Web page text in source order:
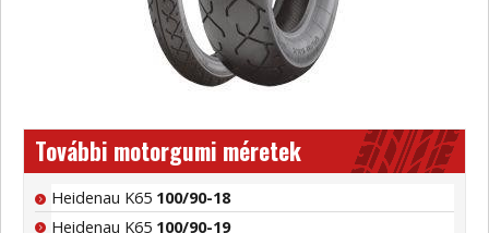
További motorgumi méretek
Heidenau K65 100/90-18
Heidenau K65 100/90-19